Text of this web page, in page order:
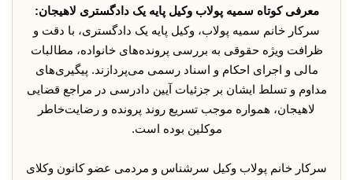
معرفی کوتاه سمیه پولاب وکیل پایه یک دادگستری لاهیجان:
سرکار خانم سمیه پولاب، وکیل پایه یک دادگستری، با دقت و
ظرافت ویژه حقوقی به بررسی پرونده‌های خانواده، مطالبات
مالی و اجرای احکام و اسناد رسمی می‌پردازند. پیگیری‌های
مداوم و تسلط ایشان بر جزئیات آیین دادرسی در مراجع قضایی
لاهیجان، همواره موجب تسریع روند پرونده و رضایت‌خاطر
موکلین بوده است.
سرکار خانم پولاب وکیل سرشناس و مردمی عضو کانون وکلای